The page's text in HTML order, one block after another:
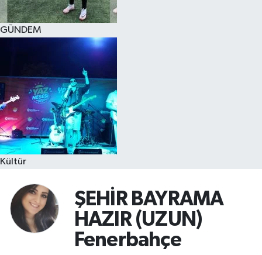
GÜNDEM
Kültür
ŞEHİR BAYRAMA
HAZIR (UZUN)
Fenerbahçe